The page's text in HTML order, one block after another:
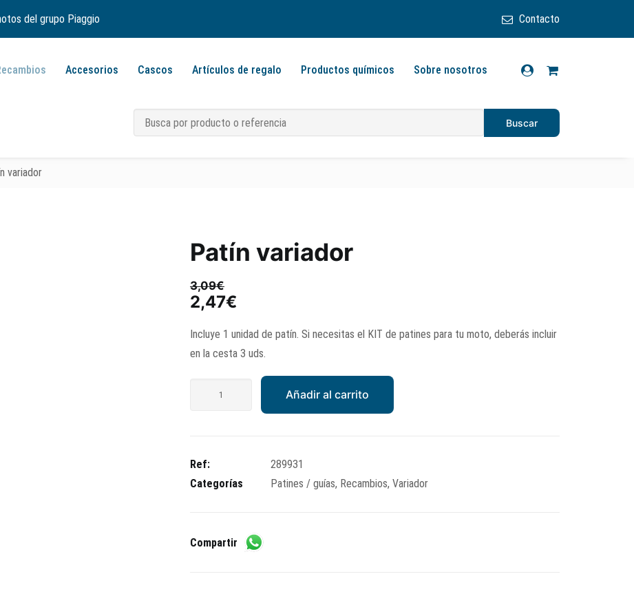
del grupo Piaggio Contacto
Accesorios Cascos Artículos de regalo Productos químicos Sobre nosotros
variador
Patín variador
3,09€
El
original
era:
2,47€
actual
es:
2,47€.
Incluye 1 unidad de patín. Si necesitas el KIT de patines para tu moto, deberás incluir
en la cesta 3 uds.
Añadir al carrito
Ref:
289931
Categorías
Patines / guías, Recambios, Variador
Compartir